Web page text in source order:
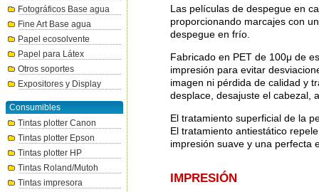
Fotográficos Base agua
Fine Art Base agua
Papel ecosolvente
Papel para Látex
Otros soportes
Expositores y Display
Consumibles
Tintas plotter Canon
Tintas plotter Epson
Tintas plotter HP
Tintas Roland/Mutoh
Tintas impresora
Las películas de despegue en
proporcionando marcajes con
despegue en frío.
Fabricado en PET de 100μ de
impresión para evitar
imagen ni pérdida de calidad y
desplace, desajuste el cabezal,
El tratamiento superficial de la
El tratamiento antiestático
impresión suave y una perfecta
IMPRESIÓN